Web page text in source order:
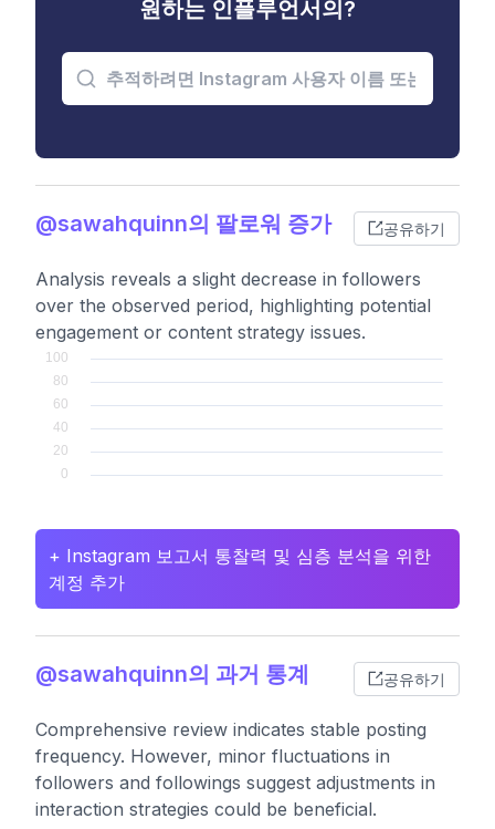
원하는 인플루언서의?
@sawahquinn의 팔로워 증가 공유하기
Analysis reveals a slight decrease in followers
over the observed period, highlighting potential
engagement or content strategy issues.
+ Instagram 보고서 통찰력 및 심층 분석을 위한
계정 추가
@sawahquinn의 과거 통계 공유하기
Comprehensive review indicates stable posting
frequency. However, minor fluctuations in
followers and followings suggest adjustments in
interaction strategies could be beneficial.